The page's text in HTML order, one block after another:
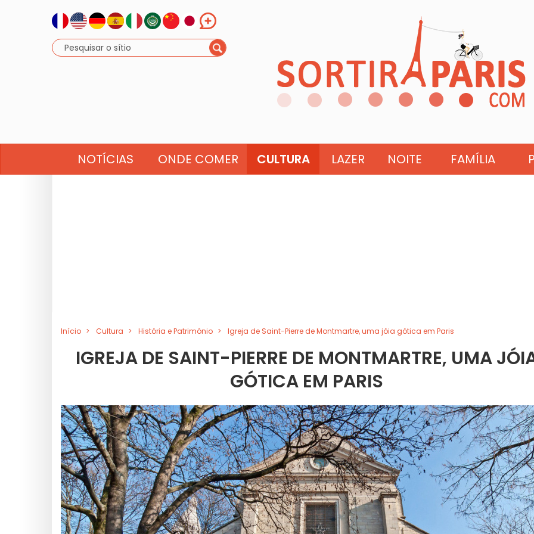
NOTÍCIAS ONDE COMER CULTURA LAZER NOITE FAMÍLIA
Início Cultura História e Património Igreja de Saint-Pierre de Montmartre, uma jóia gótica em Paris
IGREJA DE SAINT-PIERRE DE MONTMARTRE, UMA
GÓTICA EM PARIS